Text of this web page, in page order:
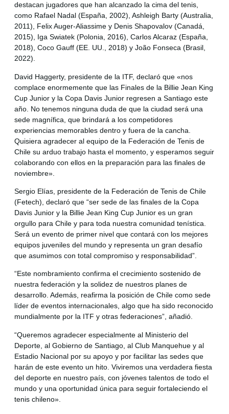
destacan jugadores que han alcanzado la cima del tenis,
como Rafael Nadal (España, 2002), Ashleigh Barty (Australia,
2011), Felix Auger-Aliassime y Denis Shapovalov (Canadá,
2015), Iga Swiatek (Polonia, 2016), Carlos Alcaraz (España,
2018), Coco Gauff (EE. UU., 2018) y João Fonseca (Brasil,
2022).
David Haggerty, presidente de la ITF, declaró que «nos
complace enormemente que las Finales de la Billie Jean King
Cup Junior y la Copa Davis Junior regresen a Santiago este
año. No tenemos ninguna duda de que la ciudad será una
sede magnífica, que brindará a los competidores
experiencias memorables dentro y fuera de la cancha.
Quisiera agradecer al equipo de la Federación de Tenis de
Chile su arduo trabajo hasta el momento, y esperamos seguir
colaborando con ellos en la preparación para las finales de
noviembre».
Sergio Elías, presidente de la Federación de Tenis de Chile
(Fetech), declaró que “ser sede de las finales de la Copa
Davis Junior y la Billie Jean King Cup Junior es un gran
orgullo para Chile y para toda nuestra comunidad tenística.
Será un evento de primer nivel que contará con los mejores
equipos juveniles del mundo y representa un gran desafío
que asumimos con total compromiso y responsabilidad”.
“Este nombramiento confirma el crecimiento sostenido de
nuestra federación y la solidez de nuestros planes de
desarrollo. Además, reafirma la posición de Chile como sede
líder de eventos internacionales, algo que ha sido reconocido
mundialmente por la ITF y otras federaciones”, añadió.
“Queremos agradecer especialmente al Ministerio del
Deporte, al Gobierno de Santiago, al Club Manquehue y al
Estadio Nacional por su apoyo y por facilitar las sedes que
harán de este evento un hito. Viviremos una verdadera fiesta
del deporte en nuestro país, con jóvenes talentos de todo el
mundo y una oportunidad única para seguir fortaleciendo el
tenis chileno».